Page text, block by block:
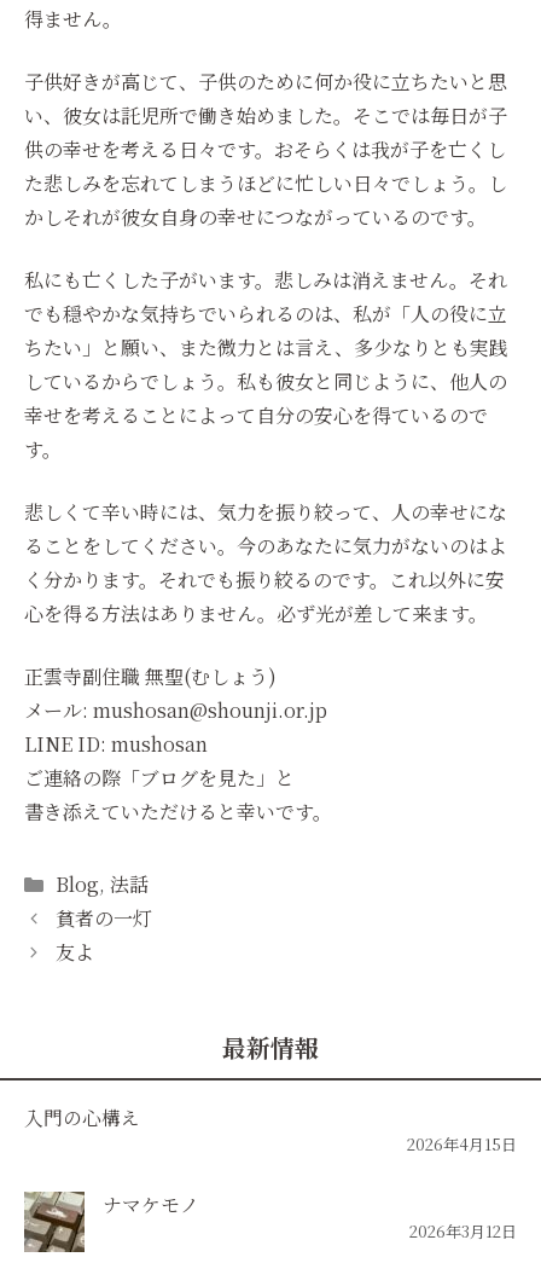
得ません。
子供好きが高じて、子供のために何か役に立ちたいと思
い、彼女は託児所で働き始めました。そこでは毎日が子
供の幸せを考える日々です。おそらくは我が子を亡くし
た悲しみを忘れてしまうほどに忙しい日々でしょう。し
かしそれが彼女自身の幸せにつながっているのです。
私にも亡くした子がいます。悲しみは消えません。それ
でも穏やかな気持ちでいられるのは、私が「人の役に立
ちたい」と願い、また微力とは言え、多少なりとも実践
しているからでしょう。私も彼女と同じように、他人の
幸せを考えることによって自分の安心を得ているので
す。
悲しくて辛い時には、気力を振り絞って、人の幸せにな
ることをしてください。今のあなたに気力がないのはよ
く分かります。それでも振り絞るのです。これ以外に安
心を得る方法はありません。必ず光が差して来ます。
正雲寺副住職 無聖(むしょう)
メール: mushosan@shounji.or.jp
LINE ID: mushosan
ご連絡の際「ブログを見た」と
書き添えていただけると幸いです。
Categories
Blog, 法話
貧者の一灯
友よ
最新情報
入門の心構え
2026年4月15日
ナマケモノ
2026年3月12日